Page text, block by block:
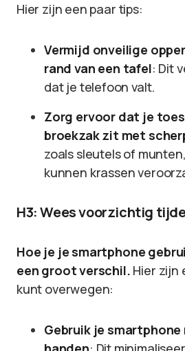
Hier zijn een paar tips:
Vermijd onveilige
rand van een tafel: Dit
dat je telefoon valt.
Zorg ervoor dat je
broekzak zit met
zoals sleutels of
kunnen krassen
H3: Wees voorzichtig
Hoe je je smartphone
een groot verschil. Hier zijn
kunt overwegen:
Gebruik je